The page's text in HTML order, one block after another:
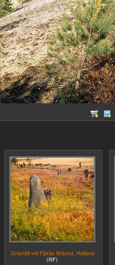
Gravfält vid Fjärås Bräcka, Halland
(RF)